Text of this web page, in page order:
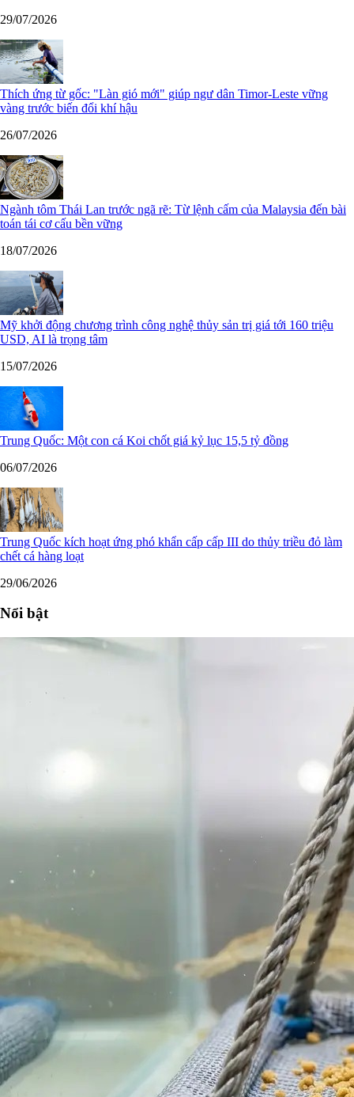
29/07/2026
Thích ứng từ gốc: "Làn gió mới" giúp ngư dân Timor-Leste vững
vàng trước biến đổi khí hậu
26/07/2026
Ngành tôm Thái Lan trước ngã rẽ: Từ lệnh cấm của Malaysia đến bài
toán tái cơ cấu bền vững
18/07/2026
Mỹ khởi động chương trình công nghệ thủy sản trị giá tới 160 triệu
USD, AI là trọng tâm
15/07/2026
Trung Quốc: Một con cá Koi chốt giá kỷ lục 15,5 tỷ đồng
06/07/2026
Trung Quốc kích hoạt ứng phó khẩn cấp cấp III do thủy triều đỏ làm
chết cá hàng loạt
29/06/2026
Nổi bật